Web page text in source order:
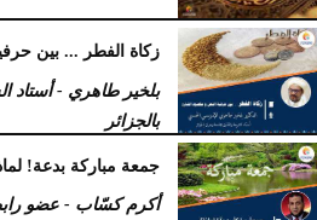
زكاة الفطر ... بين
بلخير طاهري - أستاد
بالجزائر
السبت، 16 أبريل 2022 12:55 مـ
جمعة مباركة بدعة!
أكرم كسّاب - عضو